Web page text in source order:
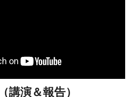
講演＆報告）